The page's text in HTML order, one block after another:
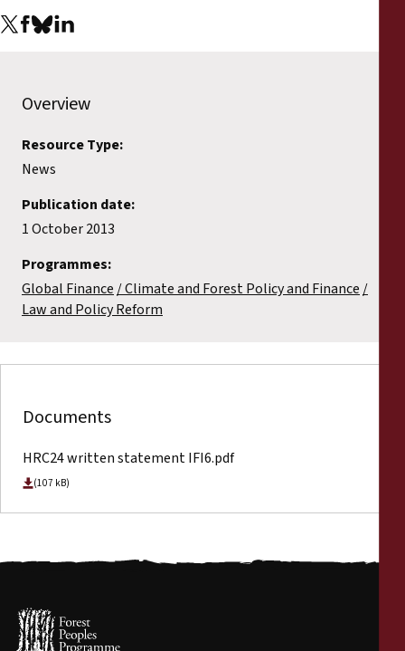
Overview
Resource Type:
News
Publication date:
1 October 2013
Programmes:
Global Finance Climate and Forest Policy and Finance
Law and Policy Reform
Documents
HRC24 written statement IFI6.pdf
(107 kB)